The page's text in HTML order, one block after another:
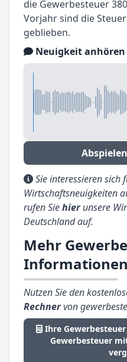
die Gewerbesteuer
Vorjahr sind die
geblieben.
Neuigkeit anhören
Sie interessieren sich
Wirtschaftsneuigkeiten
rufen Siehierunsere
Deutschland auf.
Mehr
Nutzen Sie den
Rechnervon
Ihre
Gewerbesteuer